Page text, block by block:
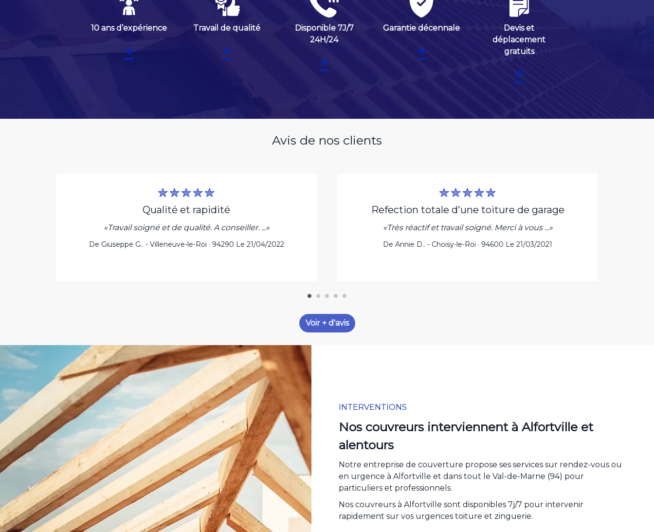
10 ans d’expérience
+
Travail de qualité
+
Disponible 7J/7
24H/24
+
Garantie décennale
+
Devis et
déplacement
gratuits
+
Avis de nos clients
qualité et rapidité
«Travail soigné et de qualité. A conseiller. ...»
De Giuseppe G.. - Villeneuve-le-Roi · 94290 Le 21/04/2022
refection totale d'une toiture de garage
«Très réactif et travail soigné. Merci à vous ...»
De Annie D.. - Choisy-le-Roi · 94600 Le 21/03/2021
Voir + d'avis
INTERVENTIONS
Nos couvreurs interviennent à Alfortville et
alentours
Notre entreprise de couverture propose ses services sur rendez-vous ou
en urgence à Alfortville et dans tout le Val-de-Marne (94) pour
particuliers et professionnels.
Nos couvreurs à Alfortville sont disponibles 7j/7 pour intervenir
rapidement sur vos urgences toiture et zinguerie.